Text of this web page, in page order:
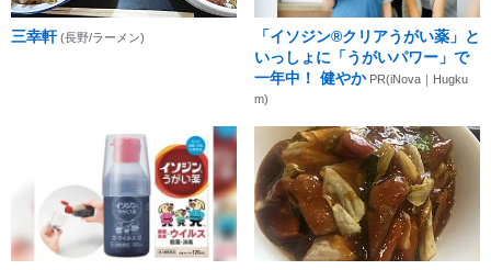
三幸軒 (長野/ラーメン)
「イソジン®クリアうがい薬」と
いっしょに「うがいパワー」で
一年中！ 健やか PR(iNova｜Hugku
m)